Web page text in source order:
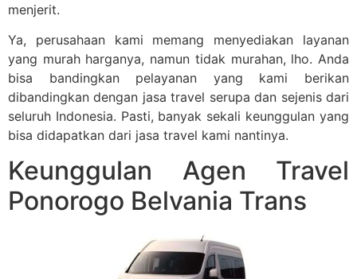
menjerit.
Ya, perusahaan kami memang menyediakan layanan
yang murah harganya, namun tidak murahan, lho. Anda
bisa bandingkan pelayanan yang kami berikan
dibandingkan dengan jasa travel serupa dan sejenis dari
seluruh Indonesia. Pasti, banyak sekali keunggulan yang
bisa didapatkan dari jasa travel kami nantinya.
Keunggulan Agen Travel
Ponorogo Belvania Trans